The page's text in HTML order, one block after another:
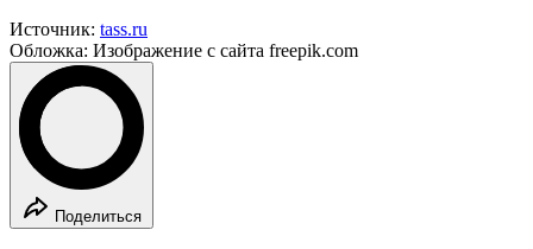
Источник: tass.ru
Обложка: Изображение с сайта freepik.com
Поделиться